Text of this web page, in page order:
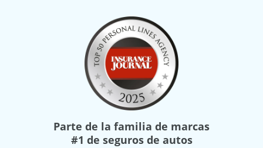
Parte de la familia de marcas
#1 de seguros de autos